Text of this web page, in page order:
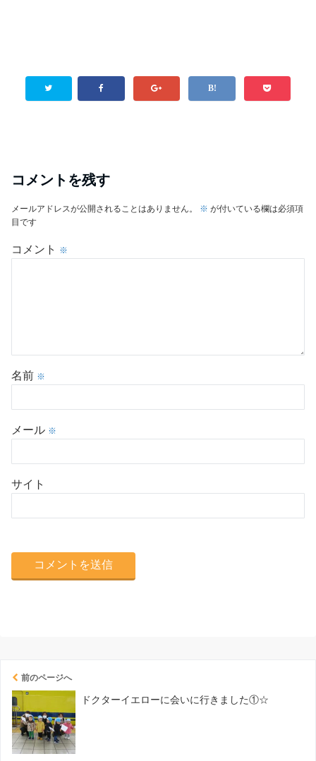
コメントを残す
メールアドレスが公開されることはありません。 ※ が付いている欄は必須項
目です
コメント ※
名前 ※
メール ※
サイト
前のページへ
ドクターイエローに会いに行きました①☆